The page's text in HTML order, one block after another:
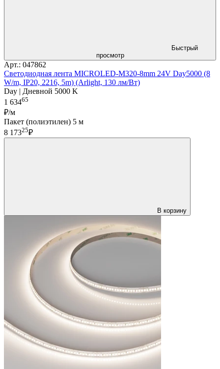
Быстрый
просмотр
Арт.: 047862
Светодиодная лента MICROLED-M320-8mm 24V Day5000 (8
W/m, IP20, 2216, 5m) (Arlight, 130 лм/Вт)
Day | Дневной 5000 K
1 63465
₽/м
Пакет (полиэтилен) 5 м
8 17325₽
В корзину